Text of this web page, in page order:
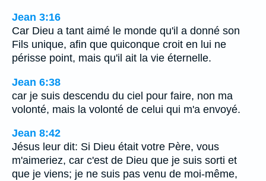
Jean 3:16
Car Dieu a tant aimé le monde qu'il a donné son
Fils unique, afin que quiconque croit en lui ne
périsse point, mais qu'il ait la vie éternelle.
Jean 6:38
car je suis descendu du ciel pour faire, non ma
volonté, mais la volonté de celui qui m'a envoyé.
Jean 8:42
Jésus leur dit: Si Dieu était votre Père, vous
m'aimeriez, car c'est de Dieu que je suis sorti et
que je viens; je ne suis pas venu de moi-même,